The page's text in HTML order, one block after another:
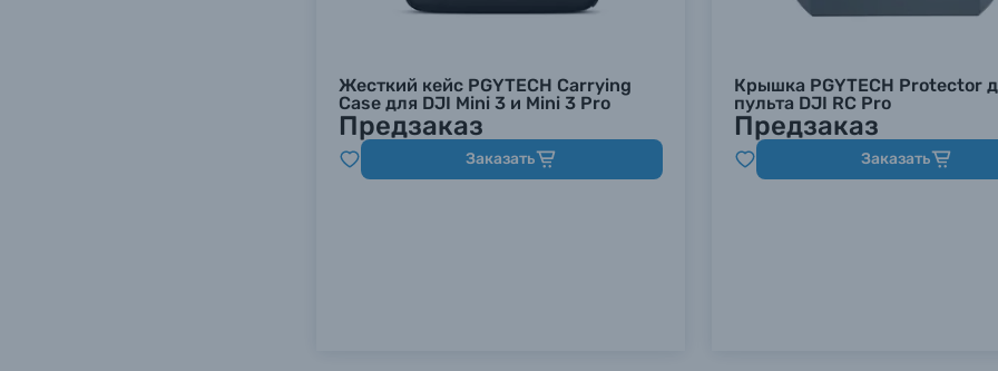
Жесткий кейс PGYTECH Carrying
Case для DJI Mini 3 и Mini 3 Pro
Предзаказ
Заказать
Крышка PGYTECH Protector
пульта DJI RC Pro
Предзаказ
Заказать